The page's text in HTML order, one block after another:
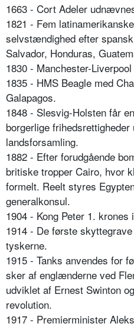
1663 - Cort Adeler
1821 - Fem
selvstændighed efter
Salvador, Honduras,
1830 - Manchester-
1835 - HMS Beagle med
Galapagos.
1848 - Slesvig-Holsten får
borgerlige
landsforsamling.
1882 - Efter forudgående
britiske tropper Cairo, hvor
formelt. Reelt styres
generalkonsul.
1904 - Kong Peter 1. krones
1914 - De første
tyskerne.
1915 - Tanks anvendes for
sker af englænderne ved
udviklet af Ernest Swinton
revolution.
1917 - Premierminister